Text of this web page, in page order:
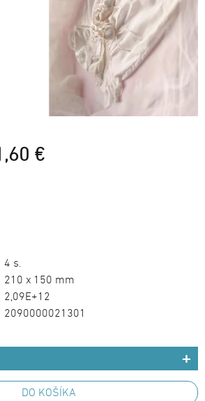
€
4 s.
210 x 150 mm
2,09E+12
2090000021301
DO KOŠÍKA